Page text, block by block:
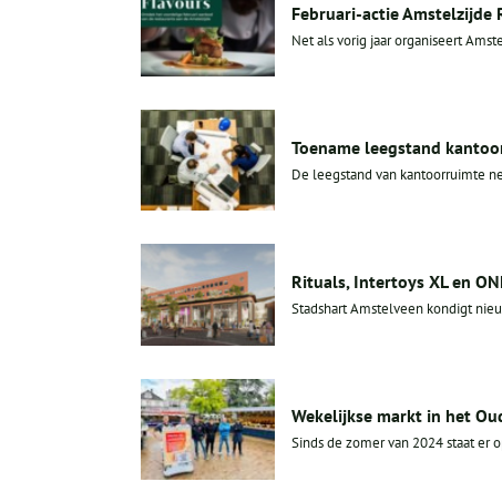
Februari-actie Amstelzijde
Net als vorig jaar organiseert
Toename leegstand
De leegstand van kantoorruimte
Rituals, Intertoys XL en
Stadshart Amstelveen kondigt
Wekelijkse markt in het
Sinds de zomer van 2024 staat er